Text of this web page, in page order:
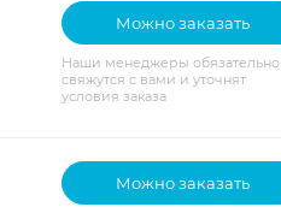
Можно заказать
Наши менеджеры обязательно
свяжутся с вами и уточнят
условия заказа
Можно заказать